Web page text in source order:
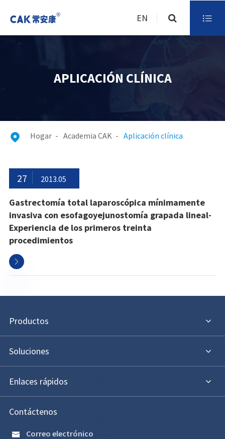
EN 
APLICACIÓN CLÍNICA
 Hogar Academia CAK Aplicación clínica
27 2013.05
Gastrectomía total laparoscópica mínimamente
invasiva con esofagoyejunostomía grapada lineal-
Experiencia de los primeros treinta
procedimientos

Productos
Soluciones
Enlaces rápidos
Contáctenos

Correo electrónico